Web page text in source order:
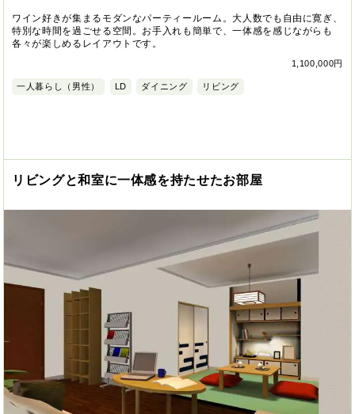
ワイン好きが集まるモダンなパーティールーム。大人数でも自由に寛ぎ、
特別な時間を過ごせる空間。お手入れも簡単で、一体感を感じながらも
各々が楽しめるレイアウトです。
1,100,000円
一人暮らし（男性） LD ダイニング リビング
リビングと和室に一体感を持たせたお部屋